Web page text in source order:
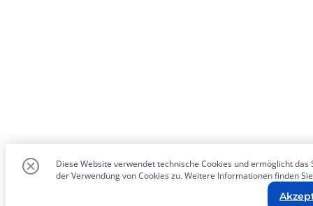
Diese Website verwendet technische Cookies und ermöglicht
der Verwendung von Cookies zu. Weitere Informationen finden